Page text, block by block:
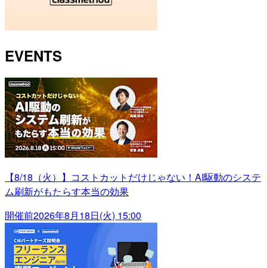
EVENTS
【8/18（火）】コストカットだけじゃない！AI駆動のシステ
ム刷新がもたらす本当の効果
開催前2026年8月18日(火) 15:00